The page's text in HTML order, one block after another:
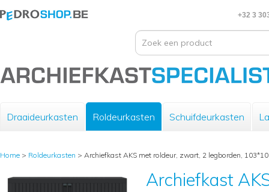
+32 3
Draaideurkasten Roldeurkasten Schuifdeurkasten
Home > Roldeurkasten > Archiefkast AKS met roldeur, zwart, 2 legborden,
Archiefkast